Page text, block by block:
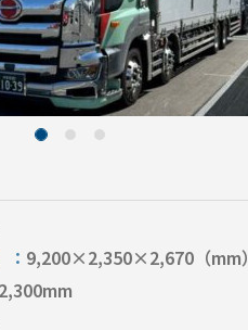
9,200×2,350×2,670（mm）